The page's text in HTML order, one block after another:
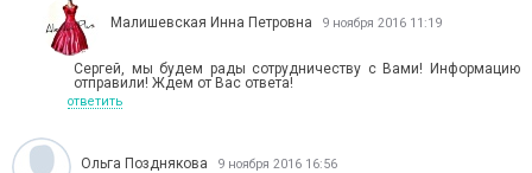
Малишевская Инна Петровна 9 ноября 2016 11:19
Сергей, мы будем рады сотрудничеству с Вами! Информацию
отправили! Ждем от Вас ответа!
ответить
Ольга Позднякова 9 ноября 2016 16:56